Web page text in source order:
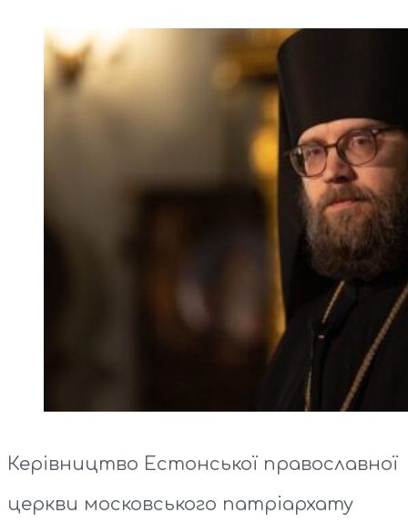
Керівництво Естонської православної
церкви московського патріархату